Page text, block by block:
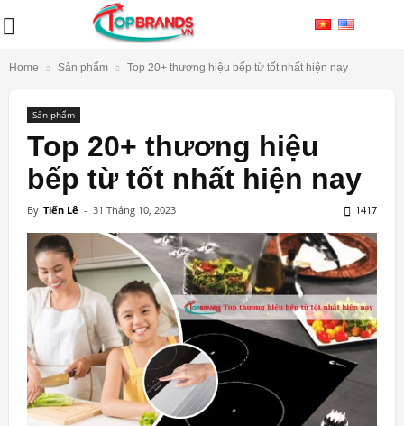
Home Sản phẩm Top 20+ thương hiệu bếp từ tốt nhất hiện nay
Sản phẩm
Top 20+ thương hiệu
bếp từ tốt nhất hiện nay
By Tiến Lê - 31 Tháng 10, 2023 1417